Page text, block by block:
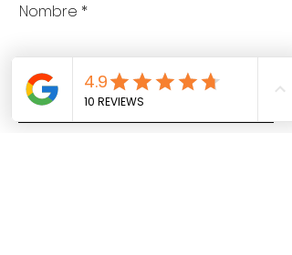
Nombre
Apellido